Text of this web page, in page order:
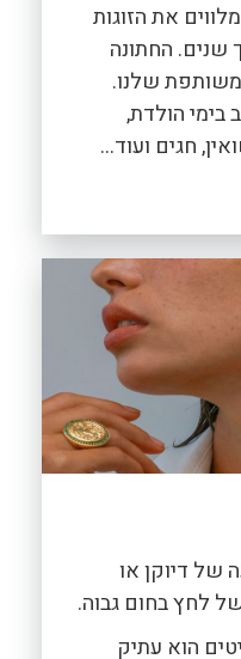
את הזוגות
שנים. החתונה
שלנו.
בימי הולדת,
חגים ועוד...
של דיוקן או
לחץ בחום גבוה.
הוא עתיק